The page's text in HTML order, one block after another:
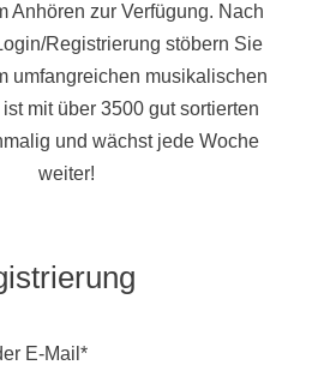
Anhören zur Verfügung. Nach
Registrierung stöbern Sie
umfangreichen musikalischen
ist mit über 3500 gut sortierten
und wächst jede Woche
weiter!
E-Mail *